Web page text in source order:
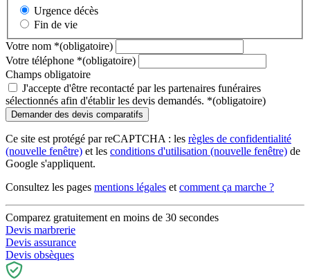
Urgence décès
Fin de vie
Votre nom *(obligatoire)
Votre téléphone *(obligatoire)
Champs obligatoire
J'accepte d'être recontacté par les partenaires funéraires
sélectionnés afin d'établir les devis demandés. *(obligatoire)
Ce site est protégé par reCAPTCHA : les règles de confidentialité
(nouvelle fenêtre) et les conditions d'utilisation (nouvelle fenêtre) de
Google s'appliquent.
Consultez les pages mentions légales et comment ça marche ?
Comparez gratuitement en moins de 30 secondes
Devis marbrerie
Devis assurance
Devis obsèques